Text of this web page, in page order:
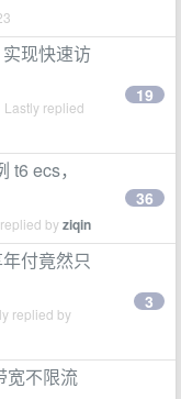
现快速访
Lastly replied
19
ecs，
byziqin
36
付竟然只
replied by
3
宽不限流